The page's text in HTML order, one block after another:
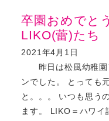
卒園おめでとう
LIKO(蕾)たち
2021年4月1日
昨日は松風幼稚園
ンでした。 とっても
と。。。 いつも思う
ます。 LIKO＝ハワ